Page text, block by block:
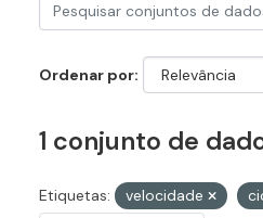
Ordenar por
1 conjunto de
Etiquetas: velocidade